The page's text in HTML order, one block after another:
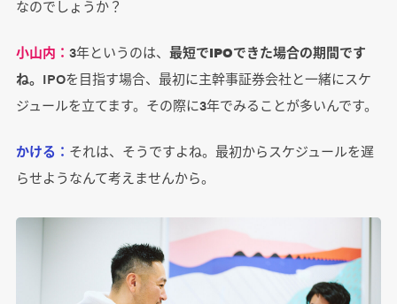
なのでしょうか？
小山内： 3年というのは、 最短でIPOできた場合の期間です
ね。 IPOを目指す場合、最初に主幹事証券会社と一緒にスケ
ジュールを立てます。その際に3年でみることが多いんです。
かける： それは、そうですよね。最初からスケジュールを遅
らせようなんて考えませんから。